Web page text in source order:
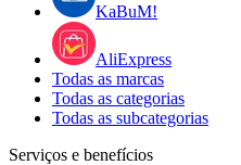
KaBuM!
AliExpress
Todas as marcas
Todas as categorias
Todas as subcategorias
Serviços e benefícios